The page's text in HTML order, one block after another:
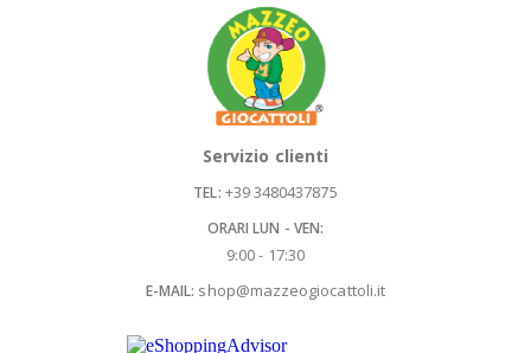
Servizio clienti
TEL: +39 3480437875
ORARI LUN - VEN:
9:00 - 17:30
E-MAIL: shop@mazzeogiocattoli.it